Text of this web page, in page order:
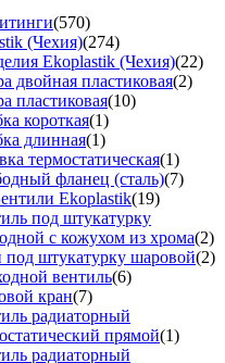
(570)
(Чехия)(274)
Ekoplastik (Чехия)(22)
двойная пластиковая(2)
пластиковая(10)
короткая(1)
длинная(1)
термостатическая(1)
фланец (сталь)(7)
Ekoplastik(19)
под штукатурку
с кожухом из хрома(2)
под штукатурку шаровой(2)
вентиль(6)
кран(7)
радиаторный
прямой(1)
радиаторный